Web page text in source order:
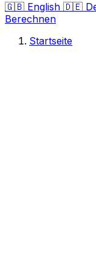
🇬🇧 English 🇩🇪
Berechnen
Startseite